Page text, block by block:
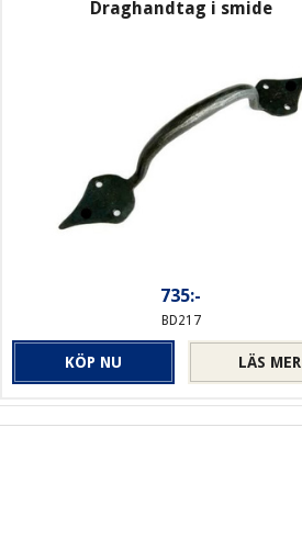
Draghandtag i smide
735:-
BD217
LÄS MER
KÖP NU